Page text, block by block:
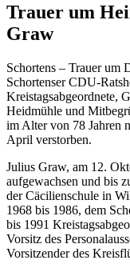
Trauer um
Graw
Schortens – Trauer um
Schortenser CDU-
Kreistagsabgeordnete,
Heidmühle und
im Alter von 78 Jahren
April verstorben.
Julius Graw, am 12.
aufgewachsen und bis
der Cäcilienschule in
1968 bis 1986, dem
bis 1991
Vorsitz des
Vorsitzender des